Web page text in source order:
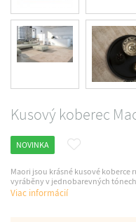
Kusový koberec
NOVINKA
Maori jsou krásné kusové koberce
vyráběny v jednobarevných
Viac informácií